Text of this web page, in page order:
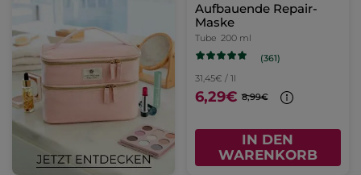
Aufbauende Repair-
Maske
Tube 200 ml
(361)
31,45€ / 1l
6,29€ 8,99€
IN DEN
WARENKORB